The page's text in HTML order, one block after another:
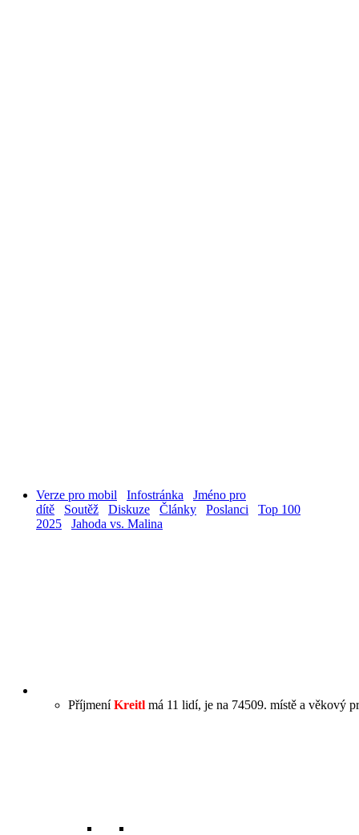
Verze pro mobil Infostránka
Jméno pro
dítě
Soutěž Diskuze Články Poslanci
Top 100
2025
Jahoda vs. Malina
PříjmeníKreitl má 11 lidí, je na 74509. místě a věkový